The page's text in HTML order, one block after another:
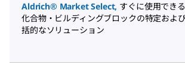
Aldrich® Market Select, すぐに使用でき
化合物・ビルディングブロックの特定およ
括的なソリューション